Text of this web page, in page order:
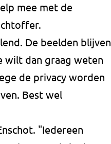
mee met de
De beelden blijven
wilt dan graag weten
de privacy worden
Best wel
"Iedereen